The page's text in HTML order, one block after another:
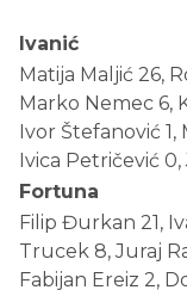
Ivanić
Matija Maljić 26,
Marko Nemec 6,
Ivor Štefanović 1,
Ivica Petričević
Fortuna
Filip Đurkan 21,
Trucek 8, Juraj
Fabijan Ereiz 2,